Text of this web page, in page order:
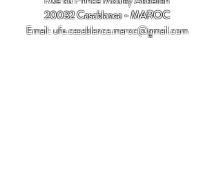
20032 Casablanca - MAROC
Email:ufe.casablanca.maroc@gmail.com